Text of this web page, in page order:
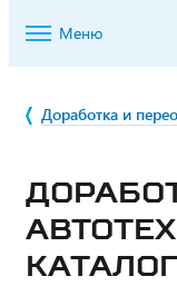
Меню
Доработка и
КАТАЛОГ